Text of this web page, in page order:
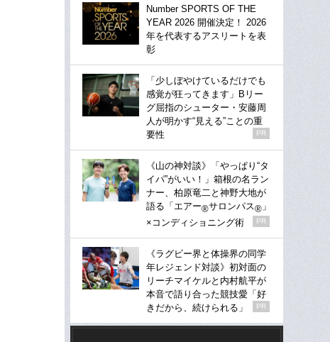
Number SPORTS OF THE
YEAR 2026 開催決定！ 2026
年を代表するアスリートを表
彰
「少しぼやけているだけでも
感覚が狂ってきます」Bリー
グ屈指のシューター・安藤周
人が明かす“見える”ことの重
要性
PR
《山の神対談》「やっぱり“タ
イパ”がいい！」箱根の名ラン
ナー、柏原竜二と神野大地が
語る「エアー®サロンパス® 」
×コンディショニング術
PR
《ラグビー界と体操界の同学
年レジェンド対談》初対面の
リーチマイケルと内村航平が
本音で語り合った競技愛「好
きだから、続けられる」
PR